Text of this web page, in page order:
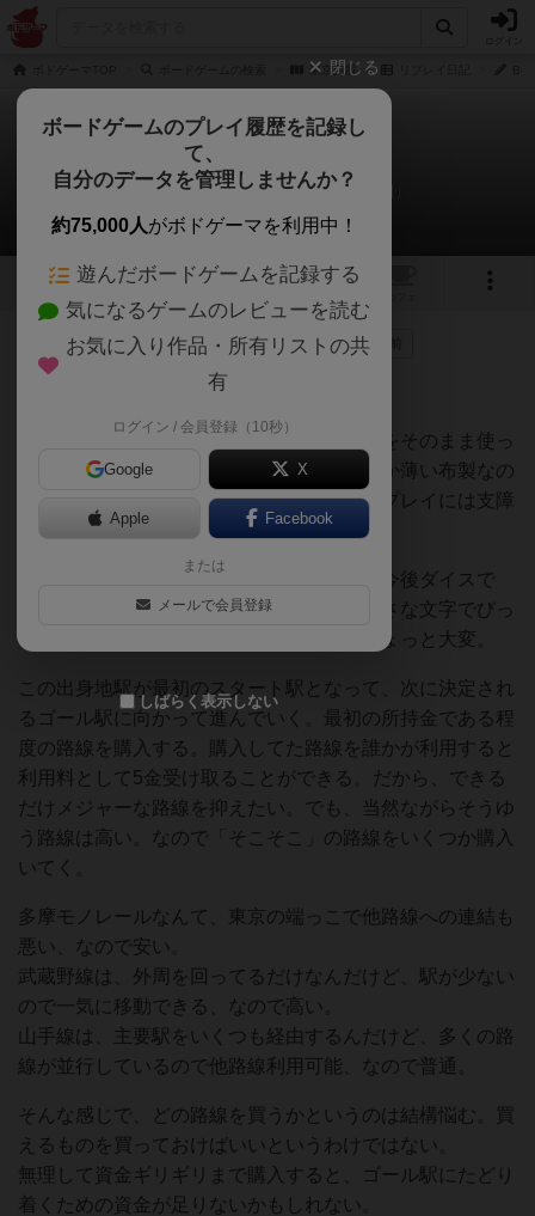
東京男爵
東京男爵
BG825のリプレイ日記（2017年11月19日）
6 2
269名が参考 0名がナイス 0 8年以上前
マップが広げられると、まるで都内路線図をそのまま使っ
たようなリアルさに驚かされる。更に何故か薄い布製なの
で折り目がアチコチについた状態。ゲームプレイには支障
がないけど、これも1つの持ち味なのかな？
まずはダイスで「出身地駅」を決定する。今後ダイスで
「ゴール駅」も決定していくんだけど、小さな文字でびっ
しり書かれた換算表を見ながらなので、ちょっと大変。
この出身地駅が最初のスタート駅となって、次に決定され
るゴール駅に向かって進んでいく。最初の所持金である程
度の路線を購入する。購入してた路線を誰かが利用すると
利用料として5金受け取ることができる。だから、できる
だけメジャーな路線を抑えたい。でも、当然ながらそうゆ
う路線は高い。なので「そこそこ」の路線をいくつか購入
いてく。
多摩モノレールなんて、東京の端っこで他路線への連結も
悪い、なので安い。
武蔵野線は、外周を回ってるだけなんだけど、駅が少ない
ので一気に移動できる、なので高い。
山手線は、主要駅をいくつも経由するんだけど、多くの路
線が並行しているので他路線利用可能、なので普通。
そんな感じで、どの路線を買うかというのは結構悩む。買
えるものを買っておけばいいというわけではない。
無理して資金ギリギリまで購入すると、ゴール駅にたどり
着くための資金が足りないかもしれない。
閉じる
ボードゲームのプレイ履歴を記録し
て、
自分のデータを管理しませんか？
約75,000人がボドゲーマを利用中！
遊んだボードゲームを記録する
気になるゲームのレビューを読む
お気に入り作品・所有リストの共
有
ログイン / 会員登録（10秒）
Google X
Apple Facebook
または
メールで会員登録
しばらく表示しない